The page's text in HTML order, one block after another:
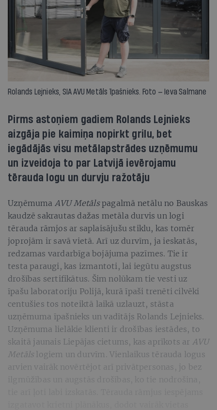
Rolands Lejnieks, SIA AVU Metāls īpašnieks. Foto — Ieva Salmane
Pirms astoņiem gadiem Rolands Lejnieks
aizgāja pie kaimiņa nopirkt grilu, bet
iegādājās visu metālapstrādes uzņēmumu
un izveidoja to par Latvijā ievērojamu
tērauda logu un durvju ražotāju
Uzņēmuma AVU Metālspagalmā netālu no Bauskas
kaudzē sakrautas dažas metāla durvis un logi
tērauda rāmjos ar saplaisājušu stiklu, kas tomēr
joprojām ir savā vietā. Arī uz durvīm, ja ieskatās,
redzamas vardarbīga bojājuma pazīmes. Tie ir
testa paraugi, kas izmantoti, lai iegūtu augstus
drošības sertifikātus. Šim nolūkam tie vesti uz
īpašu laboratoriju Polijā, kurā īpaši trenēti cilvēki
centušies tos noteiktā laikā uzlauzt, stāsta
uzņēmuma īpašnieks un vadītājs Rolands Lejnieks.
Uzņēmuma lielākie klienti ir drošības iestādes, to
skaitā jaunais Liepājas cietums, kas aprīkots ar AVU
Metāls logiem un durvīm. Vienlaikus tērauda logus
arvien vairāk novērtējot arī privātpersonas, jo bez
ilgmūžības un augstās drošības, ko tie nodrošina,